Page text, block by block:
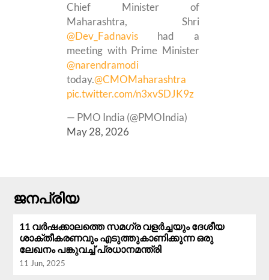
Chief Minister of
Maharashtra, Shri
@Dev_Fadnavis had a
meeting with Prime Minister
@narendramodi
today.@CMOMaharashtra
pic.twitter.com/n3xvSDJK9z
— PMO India (@PMOIndia)
May 28, 2026
ജനപ്രിയ
11 വർഷക്കാലത്തെ സമഗ്ര വളർച്ചയും ദേശീയ
ശാക്തീകരണവും എടുത്തുകാണിക്കുന്ന ഒരു
ലേഖനം പങ്കുവച്ച് പ്രധാനമന്ത്രി
11 Jun, 2025